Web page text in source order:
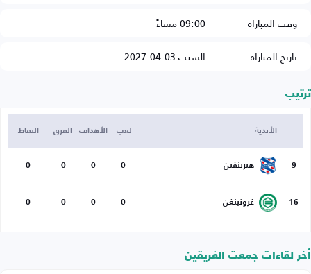
وقت المباراة
09:00 مساءً
تاريخ المباراة
السبت 03-04-2027
ترتيب
الأندية لعب الأهداف الفرق النقاط
9 هيرينفين 0
0
0
0
16 غرونينغن 0
0
0
0
أخر لقاءات جمعت الفريقين